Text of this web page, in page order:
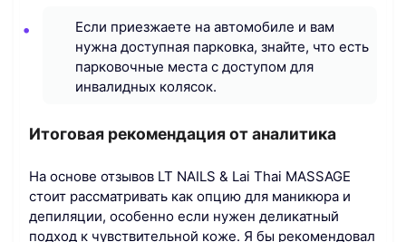
Если приезжаете на автомобиле и вам
нужна доступная парковка, знайте, что есть
парковочные места с доступом для
инвалидных колясок.
Итоговая рекомендация от аналитика
На основе отзывов LT NAILS & Lai Thai MASSAGE
стоит рассматривать как опцию для маникюра и
депиляции, особенно если нужен деликатный
подход к чувствительной коже. Я бы рекомендовал